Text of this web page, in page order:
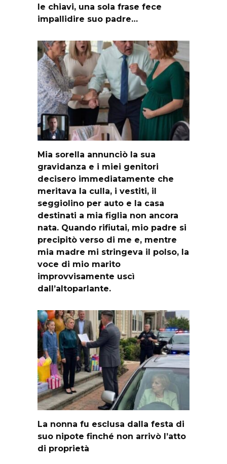
le chiavi, una sola frase fece
impallidire suo padre…
Mia sorella annunciò la sua
gravidanza e i miei genitori
decisero immediatamente che
meritava la culla, i vestiti, il
seggiolino per auto e la casa
destinati a mia figlia non ancora
nata. Quando rifiutai, mio padre si
precipitò verso di me e, mentre
mia madre mi stringeva il polso, la
voce di mio marito
improvvisamente uscì
dall’altoparlante.
La nonna fu esclusa dalla festa di
suo nipote finché non arrivò l’atto
di proprietà